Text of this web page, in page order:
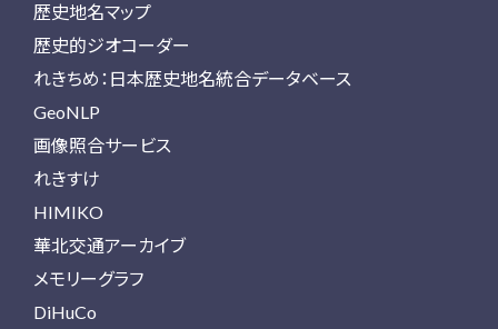
歴史地名マップ
歴史的ジオコーダー
れきちめ：日本歴史地名統合データベース
GeoNLP
画像照合サービス
れきすけ
HIMIKO
華北交通アーカイブ
メモリーグラフ
DiHuCo